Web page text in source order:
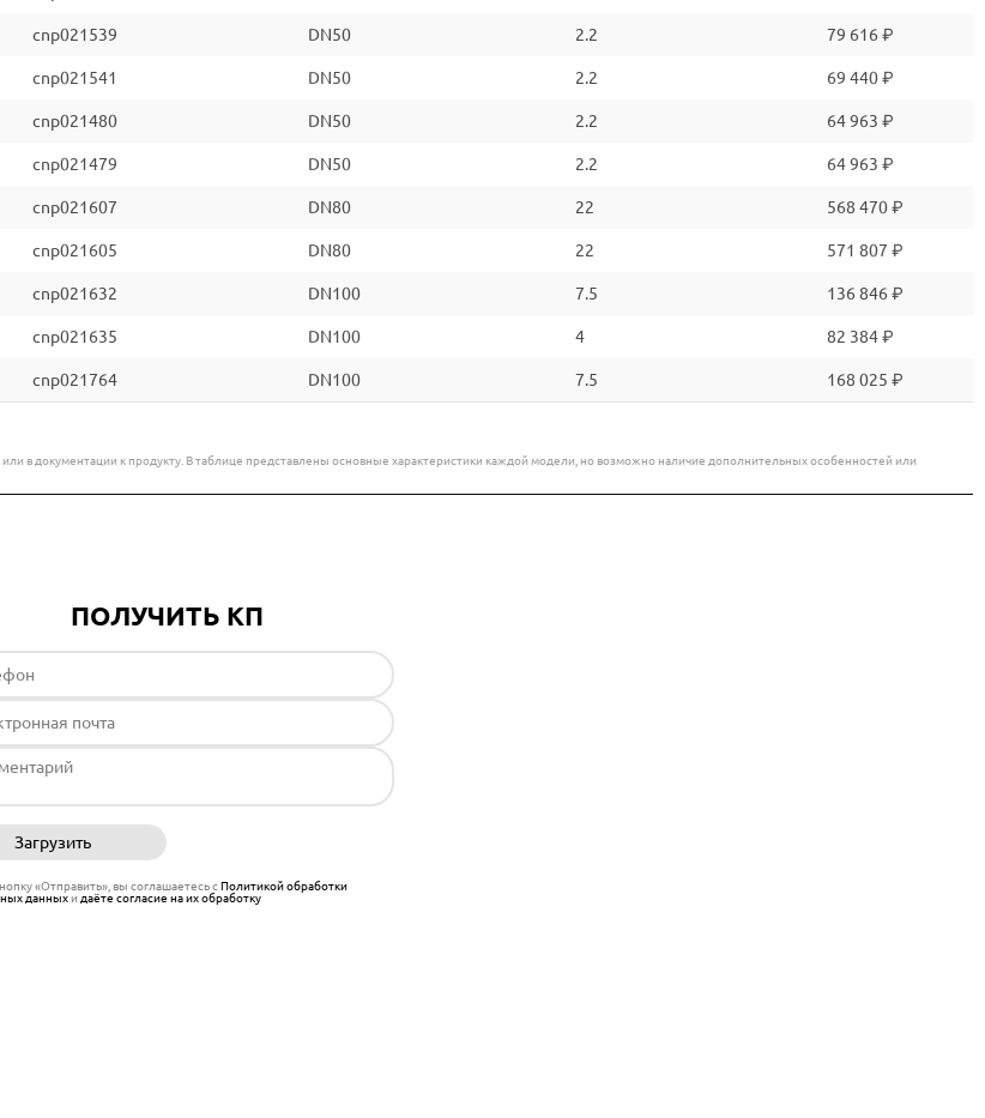
cnp021539 DN50 2.2 79 616 ₽
cnp021541 DN50 2.2 69 440 ₽
cnp021480 DN50 2.2 64 963 ₽
cnp021479 DN50 2.2 64 963 ₽
cnp021607 DN80 22 568 470 ₽
cnp021605 DN80 22 571 807 ₽
cnp021632 DN100 7.5 136 846 ₽
cnp021635 DN100 4 82 384 ₽
cnp021764 DN100 7.5 168 025 ₽
в документации к продукту. В таблице представлены основные характеристики каждой модели, но возможно наличие дополнительных особенностей или
ПОЛУЧИТЬ КП
Загрузить
«Отправить», вы соглашаетесь сПолитикой обработки
данныхи даёте согласие на их обработку